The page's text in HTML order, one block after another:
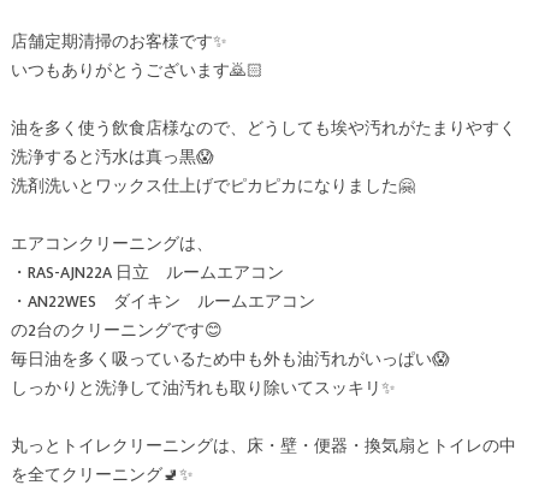
店舗定期清掃のお客様です✨
いつもありがとうございます🙇🏻
油を多く使う飲食店様なので、どうしても埃や汚れがたまりやすく
洗浄すると汚水は真っ黒😱
洗剤洗いとワックス仕上げでピカピカになりました🤗
エアコンクリーニングは、
・RAS-AJN22A 日立 ルームエアコン
・AN22WES ダイキン ルームエアコン
の2台のクリーニングです😊
毎日油を多く吸っているため中も外も油汚れがいっぱい😱
しっかりと洗浄して油汚れも取り除いてスッキリ✨
丸っとトイレクリーニングは、床・壁・便器・換気扇とトイレの中
を全てクリーニング🚽✨